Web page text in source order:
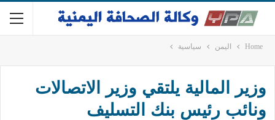
Home اليمن سياسية
وزير المالية يلتقي وزير الاتصالات
ونائب رئيس بنك التسليف